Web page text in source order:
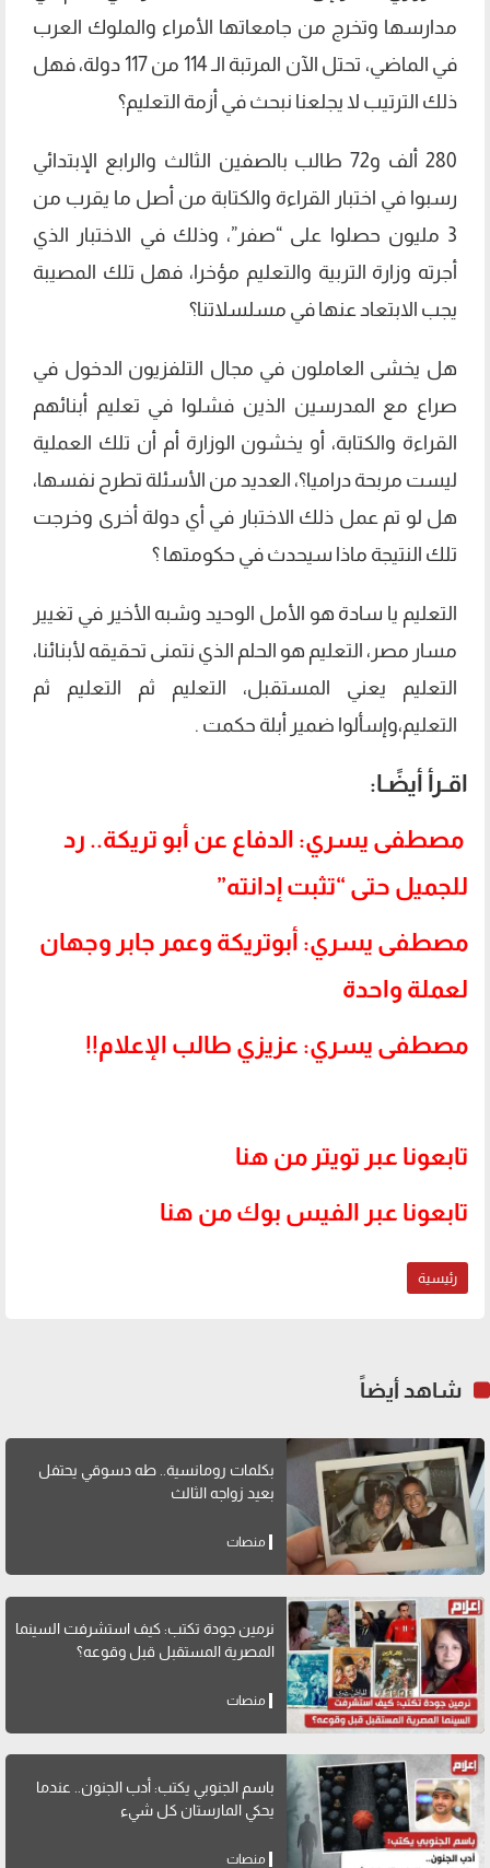
مدارسها وتخرج من جامعاتها الأمراء والملوك العرب
في الماضي، تحتل الآن المرتبة الـ 114 من 117 دولة، فهل
ذلك الترتيب لا يجلعنا نبحث في أزمة التعليم؟
280 ألف و72 طالب بالصفين الثالث والرابع الإبتدائي
رسبوا في اختبار القراءة والكتابة من أصل ما يقرب من
3 مليون حصلوا على “صفر”، وذلك في الاختبار الذي
أجرته وزارة التربية والتعليم مؤخرا، فهل تلك المصيبة
يجب الابتعاد عنها في مسلسلاتنا؟
هل يخشى العاملون في مجال التلفزيون الدخول في
صراع مع المدرسين الذين فشلوا في تعليم أبنائهم
القراءة والكتابة، أو يخشون الوزارة أم أن تلك العملية
ليست مربحة دراميا؟، العديد من الأسئلة تطرح نفسها،
هل لو تم عمل ذلك الاختبار في أي دولة أخرى وخرجت
تلك النتيجة ماذا سيحدث في حكومتها ؟
التعليم يا سادة هو الأمل الوحيد وشبه الأخير في تغيير
مسار مصر، التعليم هو الحلم الذي نتمنى تحقيقه لأبنائنا،
التعليم يعني المستقبل، التعليم ثم التعليم ثم
التعليم،وإسألوا ضمير أبلة حكمت .
اقـرأ أيضًـا:
مصطفى يسري: الدفاع عن أبو تريكة.. رد
للجميل حتى “تثبت إدانته”
مصطفى يسري: أبوتريكة وعمر جابر وجهان
لعملة واحدة
مصطفى يسري: عزيزي طالب الإعلام!!
تابعونا عبر تويتر من هنا
تابعونا عبر الفيس بوك من هنا
رئيسية
شاهد أيضاً
بكلمات رومانسية.. طه دسوقي يحتفل
بعيد زواجه الثالث
منصات
نرمين جودة تكتب: كيف استشرفت السينما
المصرية المستقبل قبل وقوعه؟
منصات
باسم الجنوبي يكتب: أدب الجنون.. عندما
يحكي المارستان كل شيء
منصات